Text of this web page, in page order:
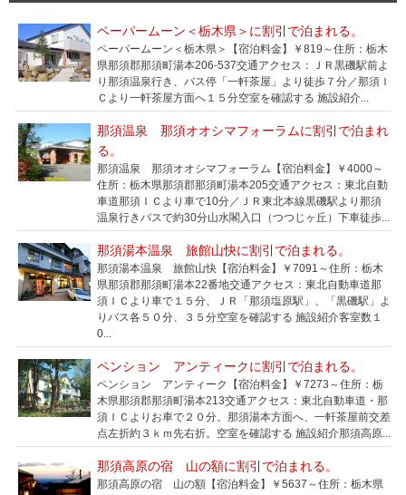
ペーパームーン＜栃木県＞に割引で泊まれる。
ペーパームーン＜栃木県＞【宿泊料金】￥819～住所：栃木
県那須郡那須町湯本206-537交通アクセス：ＪＲ黒磯駅前よ
り那須温泉行き、バス停「一軒茶屋」より徒歩７分／那須Ｉ
Ｃより一軒茶屋方面へ１５分空室を確認する 施設紹介...
那須温泉 那須オオシマフォーラムに割引で泊まれ
る。
那須温泉 那須オオシマフォーラム【宿泊料金】￥4000～
住所：栃木県那須郡那須町湯本205交通アクセス：東北自動
車道那須ＩＣより車で10分／ＪＲ東北本線黒磯駅より那須
温泉行きバスで約30分山水閣入口（つつじヶ丘）下車徒歩...
那須湯本温泉 旅館山快に割引で泊まれる。
那須湯本温泉 旅館山快【宿泊料金】￥7091～住所：栃木
県那須郡那須町湯本22番地交通アクセス：東北自動車道那
須ＩＣより車で１５分、ＪＲ「那須塩原駅」、「黒磯駅」よ
りバス各５０分、３５分空室を確認する 施設紹介客室数１
0...
ペンション アンティークに割引で泊まれる。
ペンション アンティーク【宿泊料金】￥7273～住所：栃
木県那須郡那須町湯本213交通アクセス：東北自動車道・那
須ＩＣよりお車で２０分。那須湯本方面へ、一軒茶屋前交差
点左折約３ｋｍ先右折。空室を確認する 施設紹介那須高原...
那須高原の宿 山の額に割引で泊まれる。
那須高原の宿 山の額【宿泊料金】￥5637～住所：栃木県